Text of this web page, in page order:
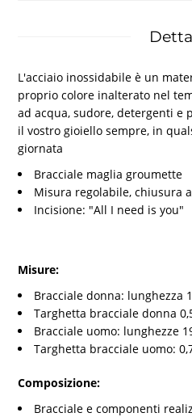
L'acciaio inossidabile è un
proprio colore inalterato nel
ad acqua, sudore, detergenti e
il vostro gioiello sempre, in
giornata
Bracciale maglia groumette
Misura regolabile, chiusura
Incisione: "All I need is you"
Misure:
Bracciale donna: lunghezza
Targhetta bracciale donna
Bracciale uomo: lunghezze
Targhetta bracciale uomo:
Composizione:
Bracciale e componenti